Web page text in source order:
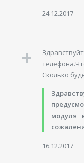
24.12.2017
Сколько
модуля
16.12.2017